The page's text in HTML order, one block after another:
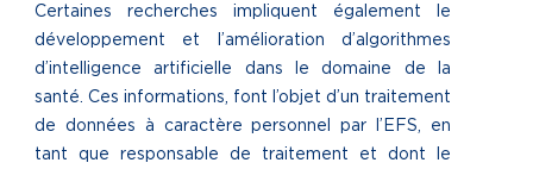
Certaines recherches impliquent également le
développement et l’amélioration d’algorithmes
d’intelligence artificielle dans le domaine de la
santé. Ces informations, font l’objet d’un traitement
de données à caractère personnel par l’EFS, en
tant que responsable de traitement et dont le